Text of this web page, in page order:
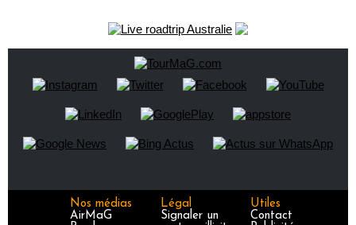
Nos médias
AirMaG
Légal
Signaler un
Utiles
Contact